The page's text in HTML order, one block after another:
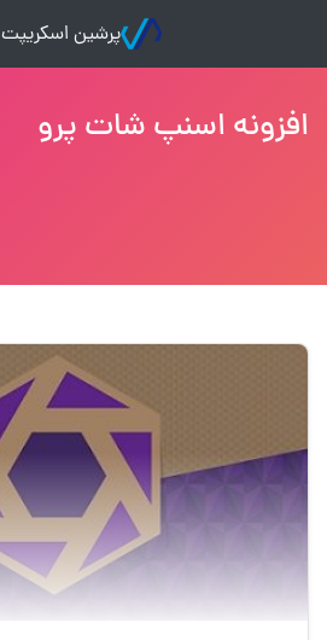
پرشین اسکریپت
افزونه اسنپ شات پرو